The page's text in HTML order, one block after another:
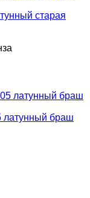
старая
латунный браш